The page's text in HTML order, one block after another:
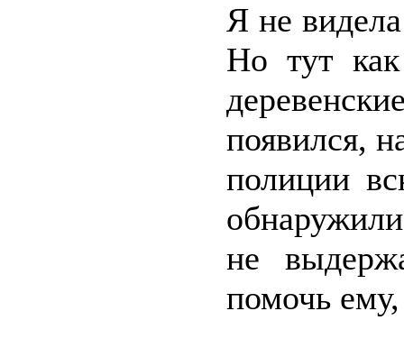
Я не
Но тут как
появился,
полиции
не
помочь